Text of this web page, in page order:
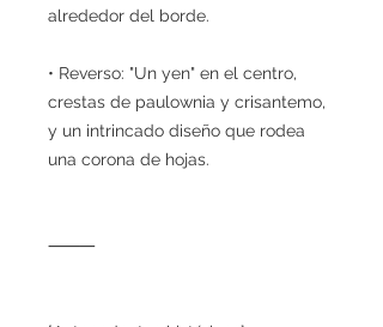
alrededor del borde.
• Reverso: "Un yen" en el centro,
crestas de paulownia y crisantemo,
y un intrincado diseño que rodea
una corona de hojas.
⸻